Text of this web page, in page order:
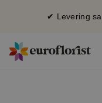
✔ Levering